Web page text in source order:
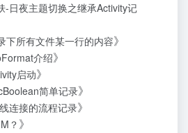
-日夜主题切换之继承Activity记
下所有文件某一行的内容》
介绍》
启动》
简单记录》
连接的流程记录》
？ 》